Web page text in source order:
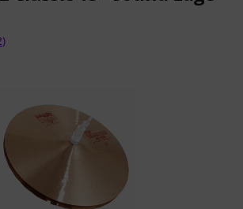
von 5 Sternen aus 12 Kundenbewertungen
)